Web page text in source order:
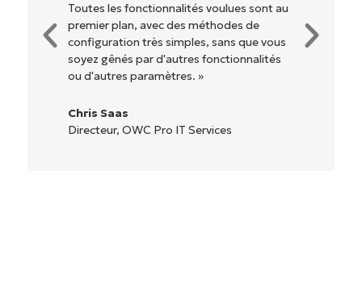
Toutes les fonctionnalités voulues sont au
premier plan, avec des méthodes de
configuration très simples, sans que vous
soyez gênés par d'autres fonctionnalités
ou d'autres paramètres. »
Chris Saas
Directeur, OWC Pro IT Services